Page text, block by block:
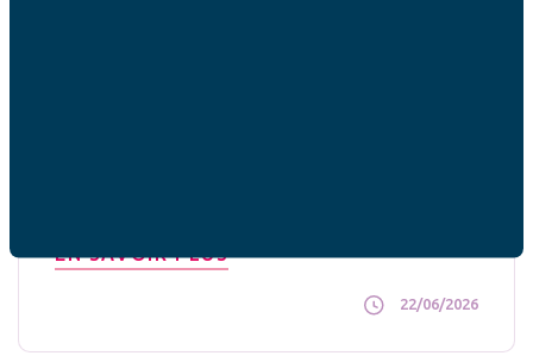
EN SAVOIR PLUS
22/06/2026